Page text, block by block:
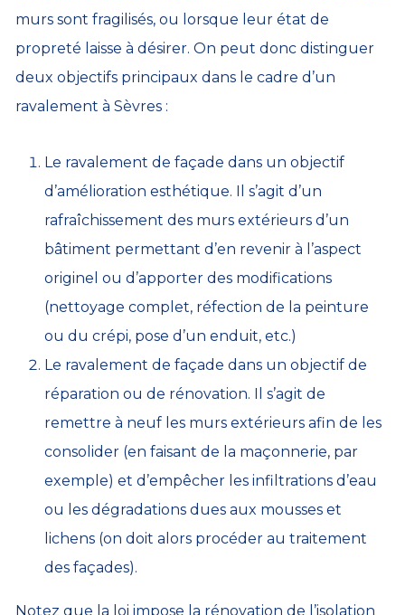
murs sont fragilisés, ou lorsque leur état de
propreté laisse à désirer. On peut donc distinguer
deux objectifs principaux dans le cadre d’un
ravalement à Sèvres :
Le ravalement de façade dans un objectif
d’amélioration esthétique. Il s’agit d’un
rafraîchissement des murs extérieurs d’un
bâtiment permettant d’en revenir à l’aspect
originel ou d’apporter des modifications
(nettoyage complet, réfection de la peinture
ou du crépi, pose d’un enduit, etc.)
Le ravalement de façade dans un objectif de
réparation ou de rénovation. Il s’agit de
remettre à neuf les murs extérieurs afin de les
consolider (en faisant de la maçonnerie, par
exemple) et d’empêcher les infiltrations d’eau
ou les dégradations dues aux mousses et
lichens (on doit alors procéder au traitement
des façades).
Notez que la loi impose la rénovation de l’isolation